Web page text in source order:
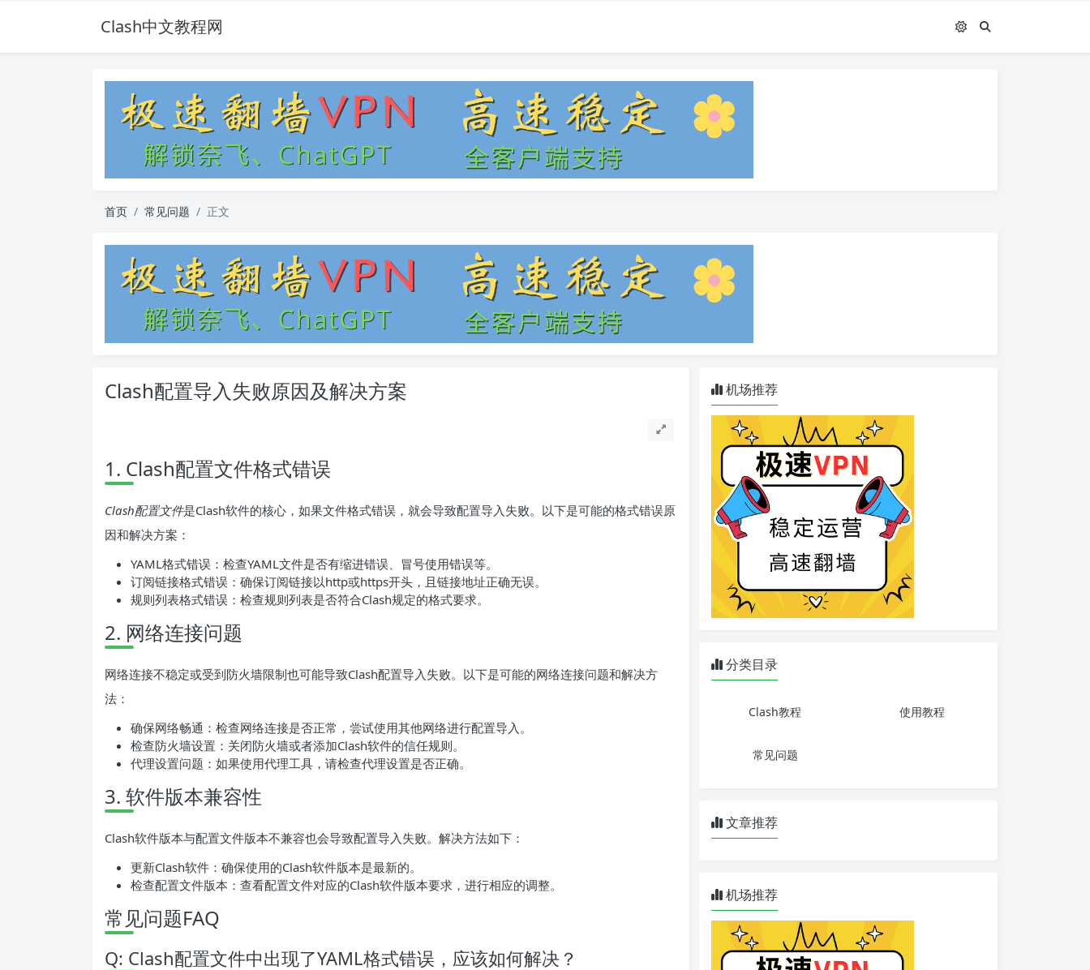
Clash中文教程网
首页 常见问题 正文
Clash配置导入失败原因及解决方案
1. Clash配置文件格式错误
Clash配置文件是Clash软件的核心，如果文件格式错误，就会导致配置导入失败。以下是可能的格式错误原
因和解决方案：
YAML格式错误：检查YAML文件是否有缩进错误、冒号使用错误等。
订阅链接格式错误：确保订阅链接以http或https开头，且链接地址正确无误。
规则列表格式错误：检查规则列表是否符合Clash规定的格式要求。
2. 网络连接问题
网络连接不稳定或受到防火墙限制也可能导致Clash配置导入失败。以下是可能的网络连接问题和解决方
法：
确保网络畅通：检查网络连接是否正常，尝试使用其他网络进行配置导入。
检查防火墙设置：关闭防火墙或者添加Clash软件的信任规则。
代理设置问题：如果使用代理工具，请检查代理设置是否正确。
3. 软件版本兼容性
Clash软件版本与配置文件版本不兼容也会导致配置导入失败。解决方法如下：
更新Clash软件：确保使用的Clash软件版本是最新的。
检查配置文件版本：查看配置文件对应的Clash软件版本要求，进行相应的调整。
常见问题FAQ
Q: Clash配置文件中出现了YAML格式错误，应该如何解决？
机场推荐
分类目录
Clash教程 使用教程
常见问题
文章推荐
机场推荐